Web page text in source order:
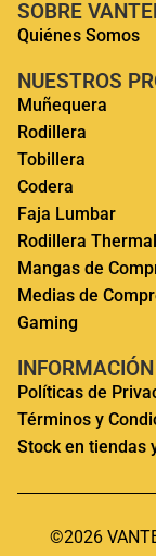
SOBRE
Quiénes Somos
NUESTROS
Muñequera
Rodillera
Tobillera
Codera
Faja Lumbar
Rodillera Thermal
Mangas de
Medias de
Gaming
INFORMACIÓN
Políticas de
Términos y
Stock en tiendas
©2026